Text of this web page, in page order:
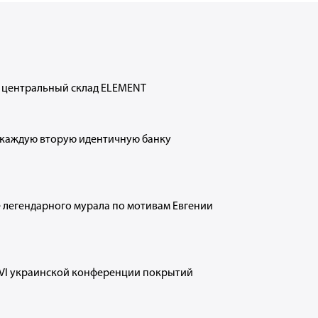
для
склад ELEMENT
вторую идентичную банку
легендарного мурала по мотивам Евгении
украинской конференции покрытий